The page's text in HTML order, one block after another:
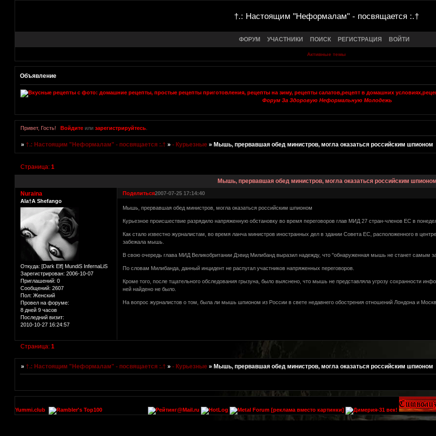
†.: Настоящим "Неформалам" - посвящается :.†
ФОРУМ УЧАСТНИКИ ПОИСК РЕГИСТРАЦИЯ ВОЙТИ
Активные темы
Объявление
Форум За Здоровую Неформальную Молодежь
Привет, Гость! Войдитеили зарегистрируйтесь.
»†.: Настоящим "Неформалам" - посвящается :.† »- Курьезные » Мышь, прервавшая обед министров, могла оказаться российским шпионом
Мышь, прервавшая обед министров, могла оказаться российским
Страница:1
Поделиться2007-07-25 17:14:40
Nuraina
Ala†A Shefango
Откуда: [Dark Elf] MundiS InfernaLiS
Зарегистрирован: 2006-10-07
Приглашений: 0
Сообщений: 2607
Пол: Женский
Провел на форуме:
8 дней 9 часов
Последний визит:
2010-10-27 16:24:57
Мышь, прервавшая обед министров, могла оказаться российским шпионом
Курьезное происшествие разрядило напряженную обстановку во время переговоров глав МИД 27 стран-членов ЕС в
Как стало известно журналистам, во время ланча министров иностранных дел в здании Совета ЕС, расположенного в
забежала мышь.
В свою очередь глава МИД Великобритании Дэвид Милибанд выразил надежду, что "обнаруженная мышь не станет самым
По словам Милибанда, данный инцидент не распугал участников напряженных переговоров.
Кроме того, после тщательного обследования грызуна, было выяснено, что мышь не представляла угрозу сохранности
ней найдено не было.
На вопрос журналистов о том, была ли мышь шпионом из России в свете недавнего обострения отношений Лондона и
Страница:1
»†.: Настоящим "Неформалам" - посвящается :.† »- Курьезные » Мышь, прервавшая обед министров, могла оказаться российским шпионом
Yummi.club [реклама вместо картинки]